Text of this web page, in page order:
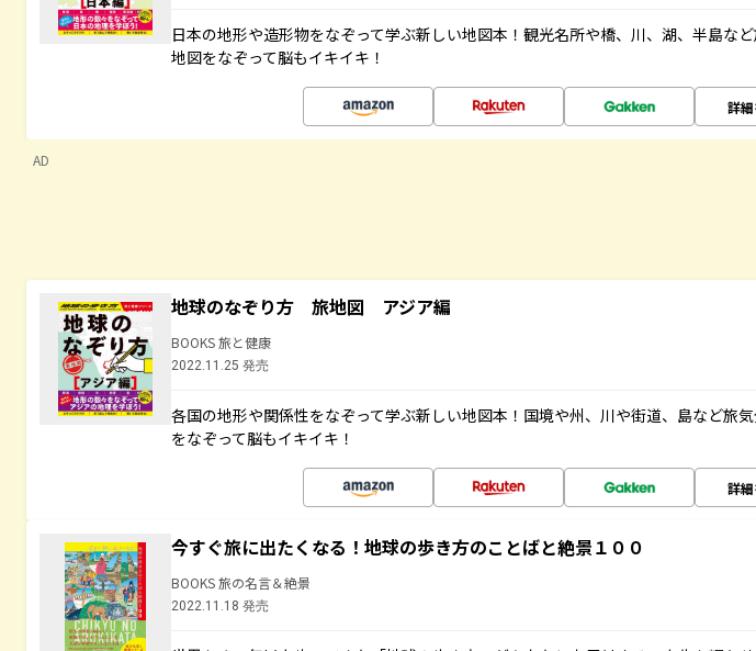
日本の地形や造形物をなぞって学ぶ新しい地図本！観光名所や橋、川、湖、半島な
地図をなぞって脳もイキイキ！
詳
AD
地球のなぞり方 旅地図 アジア編
BOOKS 旅と健康
2022.11.25 発売
各国の地形や関係性をなぞって学ぶ新しい地図本！国境や州、川や街道、島など旅
をなぞって脳もイキイキ！
詳
今すぐ旅に出たくなる！地球の歩き方のことばと絶景１００
BOOKS 旅の名言＆絶景
2022.11.18 発売